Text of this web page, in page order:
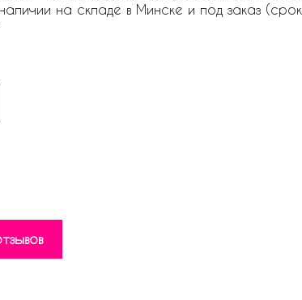
на складе в Минске и под заказ